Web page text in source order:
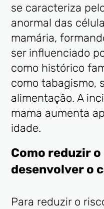
se caracteriza
anormal das
mamária,
ser influenciado
como histórico
como tabagismo,
alimentação. A
mama aumenta
idade.
Como reduzir
desenvolver o
Para reduzir o